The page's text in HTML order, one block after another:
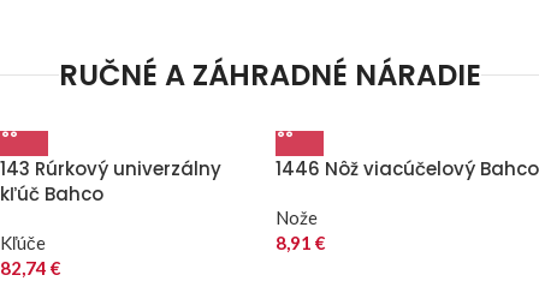
RUČNÉ A ZÁHRADNÉ NÁRADIE
143 Rúrkový univerzálny
kľúč Bahco
Kľúče
82,74 €
1446 Nôž viacúčelový Bahco
Nože
8,91 €